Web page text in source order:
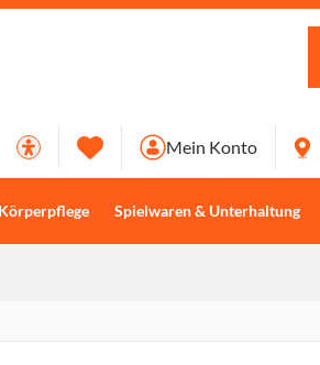
Spielwaren & Unterhaltung
Mein Konto